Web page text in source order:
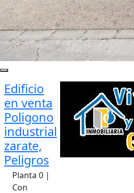
Edificio
en venta
Poligono
industrial
zarate,
Peligros
Planta 0 |
Con